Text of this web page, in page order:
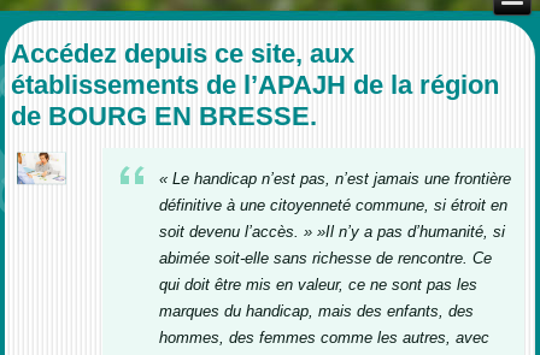
Accédez depuis ce site, aux
établissements de l’APAJH de la région
de BOURG EN BRESSE.
« Le handicap n’est pas, n’est jamais une frontière
définitive à une citoyenneté commune, si étroit en
soit devenu l’accès. » »Il n’y a pas d’humanité, si
abimée soit-elle sans richesse de rencontre. Ce
qui doit être mis en valeur, ce ne sont pas les
marques du handicap, mais des enfants, des
hommes, des femmes comme les autres, avec